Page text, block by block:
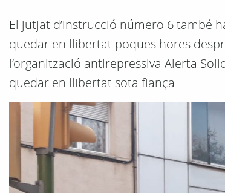
El jutjat d’instrucció número 6 també
quedar en llibertat poques hores
l’organització antirepressiva Alerta
quedar en llibertat sota fiança